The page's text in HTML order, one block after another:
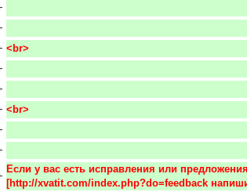
<br>
<br>
Если у вас есть исправления или
[http://xvatit.com/index.php?do=feedback